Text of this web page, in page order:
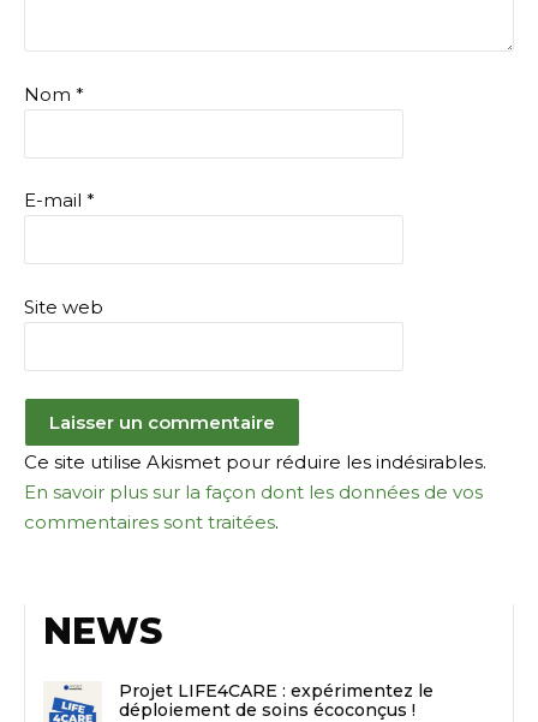
Nom *
E-mail *
Site web
Ce site utilise Akismet pour réduire les indésirables.
En savoir plus sur la façon dont les données de vos
commentaires sont traitées.
NEWS
Projet LIFE4CARE : expérimentez le
déploiement de soins écoconçus !